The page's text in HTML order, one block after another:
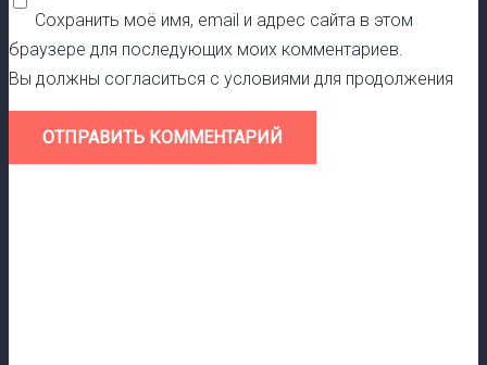
Сохранить моё имя, email и адрес сайта в этом
браузере для последующих моих комментариев.
Вы должны согласиться с условиями для продолжения
ОТПРАВИТЬ КОММЕНТАРИЙ